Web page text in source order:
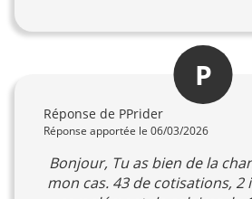
P
Réponse de PPrider
Réponse apportée le 06/03/2026
Bonjour, Tu as bien de la
mon cas. 43 de cotisations,